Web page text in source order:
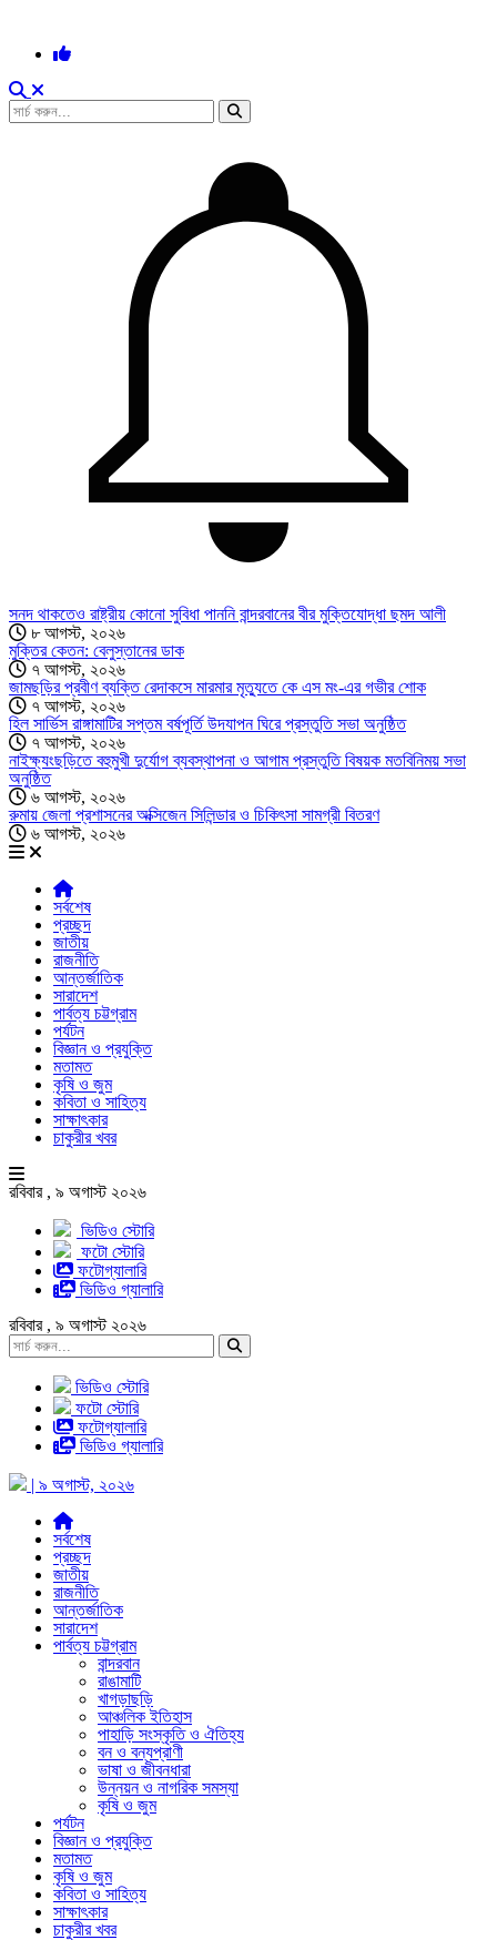
সনদ থাকতেও রাষ্ট্রীয় কোনো সুবিধা পাননি বান্দরবানের বীর মুক্তিযোদ্ধা ছমদ আলী
৮ আগস্ট, ২০২৬
মুক্তির কেতন: বেলুস্তানের ডাক
৭ আগস্ট, ২০২৬
জামছড়ির প্রবীণ ব্যক্তি রেদাকসে মারমার মৃত্যুতে কে এস মং-এর গভীর শোক
৭ আগস্ট, ২০২৬
হিল সার্ভিস রাঙ্গামাটির সপ্তম বর্ষপূর্তি উদযাপন ঘিরে প্রস্তুতি সভা অনুষ্ঠিত
৭ আগস্ট, ২০২৬
নাইক্ষ্যংছড়িতে বহুমুখী দুর্যোগ ব্যবস্থাপনা ও আগাম প্রস্তুতি বিষয়ক মতবিনিময় সভা
অনুষ্ঠিত
৬ আগস্ট, ২০২৬
রুমায় জেলা প্রশাসনের অক্সিজেন সিলিন্ডার ও চিকিৎসা সামগ্রী বিতরণ
৬ আগস্ট, ২০২৬
সর্বশেষ
প্রচ্ছদ
জাতীয়
রাজনীতি
আন্তর্জাতিক
সারাদেশ
পার্বত্য চট্টগ্রাম
পর্যটন
বিজ্ঞান ও প্রযুক্তি
মতামত
কৃষি ও জুম
কবিতা ও সাহিত্য
সাক্ষাৎকার
চাকুরীর খবর
রবিবার , ৯ অগাস্ট ২০২৬
ভিডিও স্টোরি
ফটো স্টোরি
ফটোগ্যালারি
ভিডিও গ্যালারি
রবিবার , ৯ অগাস্ট ২০২৬
ভিডিও স্টোরি
ফটো স্টোরি
ফটোগ্যালারি
ভিডিও গ্যালারি
| ৯ অগাস্ট, ২০২৬
সর্বশেষ
প্রচ্ছদ
জাতীয়
রাজনীতি
আন্তর্জাতিক
সারাদেশ
পার্বত্য চট্টগ্রাম
বান্দরবান
রাঙামাটি
খাগড়াছড়ি
আঞ্চলিক ইতিহাস
পাহাড়ি সংস্কৃতি ও ঐতিহ্য
বন ও বন্যপ্রাণী
ভাষা ও জীবনধারা
উন্নয়ন ও নাগরিক সমস্যা
কৃষি ও জুম
পর্যটন
বিজ্ঞান ও প্রযুক্তি
মতামত
কৃষি ও জুম
কবিতা ও সাহিত্য
সাক্ষাৎকার
চাকুরীর খবর